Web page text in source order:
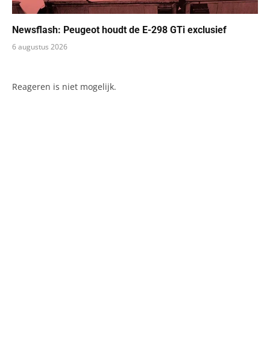
Newsflash: Peugeot houdt de E-298 GTi exclusief
6 augustus 2026
Reageren is niet mogelijk.